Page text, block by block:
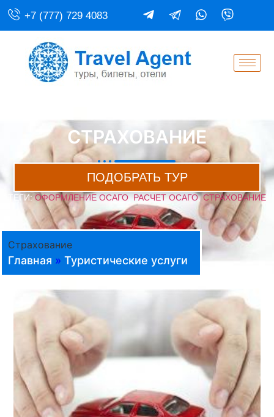
+7 (777) 729 4083
СТРАХОВАНИЕ
ПОДОБРАТЬ ТУР
ТЕГИ:ОФОРМЛЕНИЕ ОСАГО,РАСЧЕТ ОСАГО,СТРАХОВАНИЕ
Страхование
Главная » Туристические услуги